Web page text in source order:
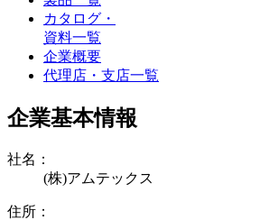
カタログ・
資料一覧
企業概要
代理店・支店一覧
企業基本情報
社名：
(株)アムテックス
住所：